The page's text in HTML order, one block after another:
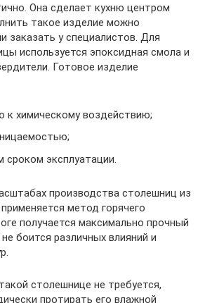
Она сделает кухню центром
такое изделие можно
заказать у специалистов. Для
используется эпоксидная смола и
Готовое изделие
к химическому воздействию;
сроком эксплуатации.
производства столешниц из
метод горячего
получается максимально прочный
боится различных влияний и
столешнице не требуется,
протирать его влажной